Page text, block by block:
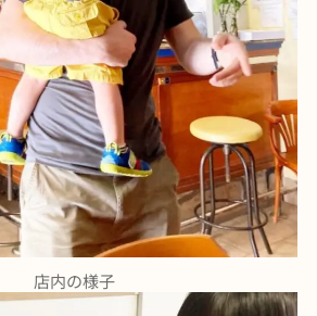
店内の様子